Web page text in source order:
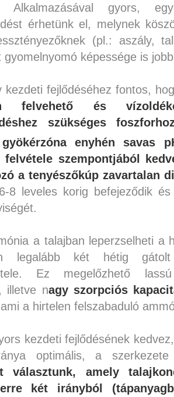
Alkalmazásával gyors,
érhetünk el, melynek
(pl.: aszály,
képessége is
kezdeti fejlődéséhez fontos,
felvehető és
szükséges
enyhén savas
felvétele szempontjából
a tenyészőkúp zavartalan
8 leveles korig befejeződik
a talajban leperzselheti a
legalább két hétig
Ez megelőzhető
illetve nagy szorpciós
a hirtelen felszabaduló
kezdeti fejlődésének
optimális, a
választunk, amely
két irányból